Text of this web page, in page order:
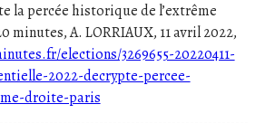
la percée historique de l’extrême
minutes, A. LORRIAUX, 11 avril 2022,
elections/3269655-20220411-
2022-decrypte-percee-
droite-paris